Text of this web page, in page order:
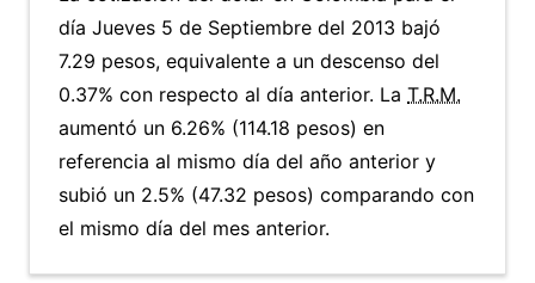
día Jueves 5 de Septiembre del 2013 bajó
7.29 pesos, equivalente a un descenso del
0.37% con respecto al día anterior. La T.R.M.
aumentó un 6.26% (114.18 pesos) en
referencia al mismo día del año anterior y
subió un 2.5% (47.32 pesos) comparando con
el mismo día del mes anterior.